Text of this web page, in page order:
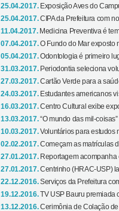
25.04.2017. Exposição Aves do
25.04.2017.CIPA da Prefeitura com
11.04.2017. Medicina Preventiva é
07.04.2017.O Fundo do Mar exposto
05.04.2017.Odontologia é primeiro
31.03.2017. Periodontia seleciona
27.03.2017.Cartão Verde para a
24.03.2017. Estudantes americanos
16.03.2017.Centro Cultural exibe
13.03.2017.“O mundo das mil-
10.03.2017.Voluntários para estudos
02.02.2017.Começam as matrículas
27.01.2017. Reportagem
27.01.2017.Centrinho (HRAC-USP)
22.12.2016.Serviços da Prefeitura
19.12.2016.TV USP Bauru premiada
13.12.2016.Cerimônia de Colação